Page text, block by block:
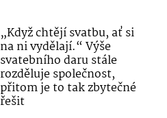
„Když chtějí svatbu, ať si
na ni vydělají.“ Výše
svatebního daru stále
rozděluje společnost,
přitom je to tak zbytečné
řešit